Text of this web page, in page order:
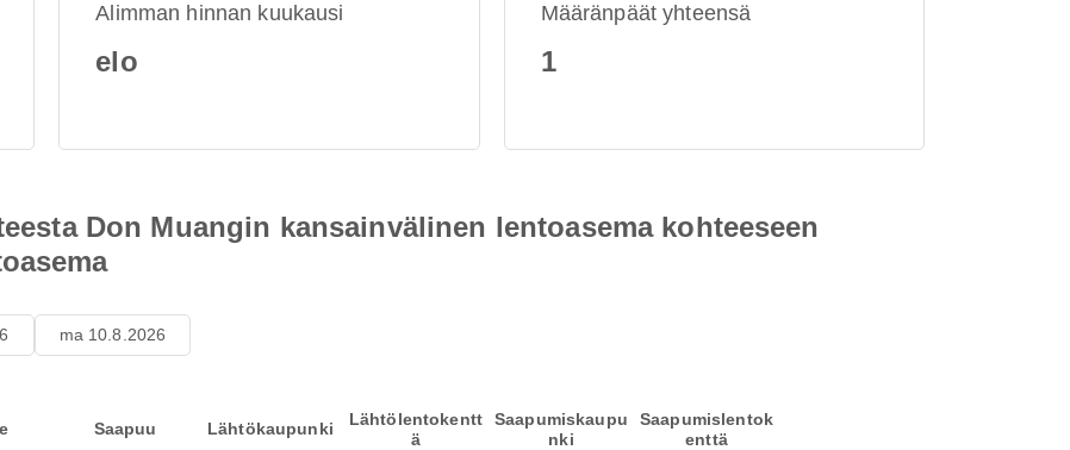
Alimman hinnan kuukausi
elo
Määränpäät yhteensä
1
Don Muangin kansainvälinen lentoasema kohteeseen
ma 10.8.2026
Saapuu Lähtökaupunki
Lähtölentokentt
ä
Saapumiskaupu
nki
Saapumislentok
enttä